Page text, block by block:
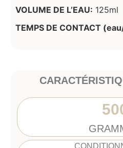
VOLUME DE L’EAU: 125ml
TEMPS DE CONTACT